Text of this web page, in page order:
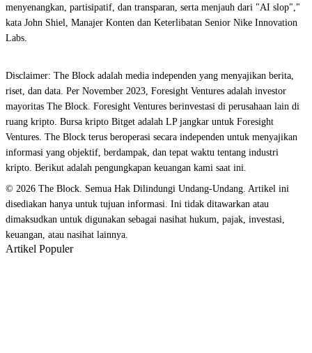
menyenangkan, partisipatif, dan transparan, serta menjauh dari "AI slop","
kata John Shiel, Manajer Konten dan Keterlibatan Senior Nike Innovation
Labs.
Disclaimer: The Block adalah media independen yang menyajikan berita,
riset, dan data. Per November 2023, Foresight Ventures adalah investor
mayoritas The Block. Foresight Ventures berinvestasi di perusahaan lain di
ruang kripto. Bursa kripto Bitget adalah LP jangkar untuk Foresight
Ventures. The Block terus beroperasi secara independen untuk menyajikan
informasi yang objektif, berdampak, dan tepat waktu tentang industri
kripto. Berikut adalah pengungkapan keuangan kami saat ini.
© 2026 The Block. Semua Hak Dilindungi Undang-Undang. Artikel ini
disediakan hanya untuk tujuan informasi. Ini tidak ditawarkan atau
dimaksudkan untuk digunakan sebagai nasihat hukum, pajak, investasi,
keuangan, atau nasihat lainnya.
Artikel Populer